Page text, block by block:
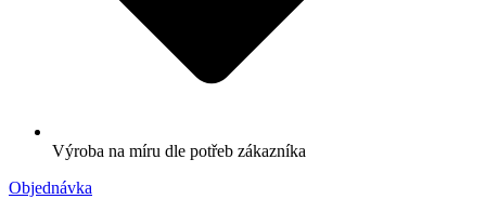
Výroba na míru dle potřeb zákazníka
Objednávka